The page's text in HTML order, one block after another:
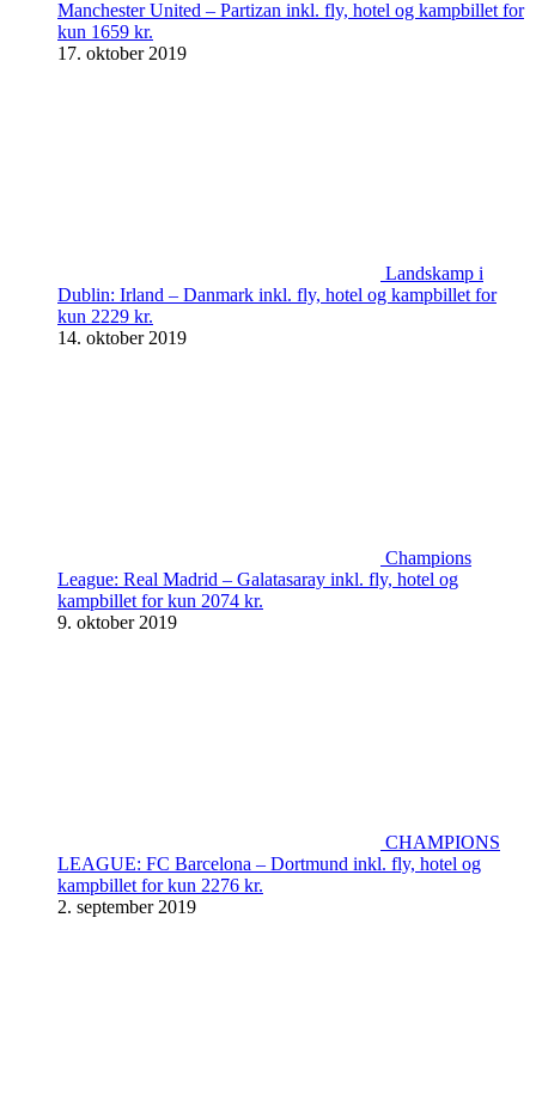
Manchester United – Partizan inkl. fly, hotel og kampbillet for
kun 1659 kr.
17. oktober 2019
Landskamp i
Dublin: Irland – Danmark inkl. fly, hotel og kampbillet for
kun 2229 kr.
14. oktober 2019
Champions
League: Real Madrid – Galatasaray inkl. fly, hotel og
kampbillet for kun 2074 kr.
9. oktober 2019
CHAMPIONS
LEAGUE: FC Barcelona – Dortmund inkl. fly, hotel og
kampbillet for kun 2276 kr.
2. september 2019